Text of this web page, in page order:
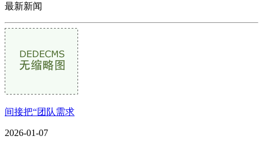
最新新闻
间接把“团队需求
2026-01-07